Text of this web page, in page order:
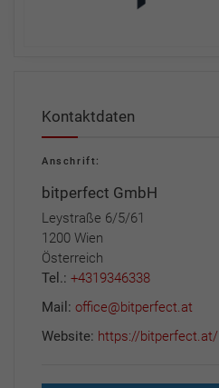
Kontaktdaten
Anschrift:
bitperfect GmbH
Leystraße 6/5/61
1200 Wien
Österreich
Tel.: +4319346338
Mail: office@bitperfect.at
Website: https://bitperfect.at/